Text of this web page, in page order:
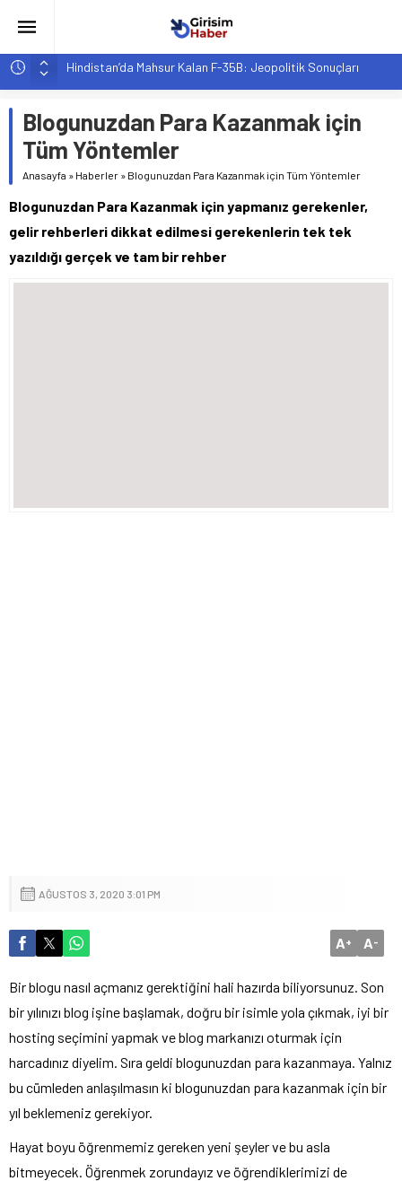
Hindistan’da Mahsur Kalan F-35B: Jeopolitik Sonuçları
Yapay Zeka Destekli Asistanlar: Elon Musk’tan Romantik Bir
Girişimcilik ve Yaşam Tarzı: Şehir Değişiminin Nedenleri ve
Etkileri
YZ ile Tüketici Girişimciliği: Yeni Sosyal Bağlantılar
Girişimciler İçin MYK Belgeli Personel İstihdamı Neden Artık
Bir Tercih Değil, Zorunluluk?
Blogunuzdan Para Kazanmak için
Tüm Yöntemler
Anasayfa » Haberler » Blogunuzdan Para Kazanmak için Tüm Yöntemler
Blogunuzdan Para Kazanmak için yapmanız gerekenler,
gelir rehberleri dikkat edilmesi gerekenlerin tek tek
yazıldığı gerçek ve tam bir rehber
AĞUSTOS 3, 2020 3:01 PM
A+ A-
Bir blogu nasıl açmanız gerektiğini hali hazırda biliyorsunuz. Son
bir yılınızı blog işine başlamak, doğru bir isimle yola çıkmak, iyi bir
hosting seçimini yapmak ve blog markanızı oturmak için
harcadınız diyelim. Sıra geldi blogunuzdan para kazanmaya. Yalnız
bu cümleden anlaşılmasın ki blogunuzdan para kazanmak için bir
yıl beklemeniz gerekiyor.
Hayat boyu öğrenmemiz gereken yeni şeyler ve bu asla
bitmeyecek. Öğrenmek zorundayız ve öğrendiklerimizi de